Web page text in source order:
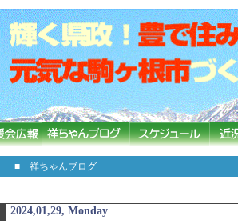
■ 祥ちゃんブログ
2024,01,29, Monday